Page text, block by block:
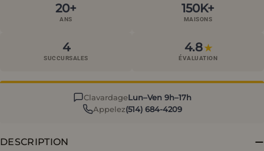
20+
ANS
150K+
MAISONS
4
SUCCURSALES
4.8★
ÉVALUATION
ClavardageLun–Ven 9h–17h
Appelez(514) 684-4209
DESCRIPTION